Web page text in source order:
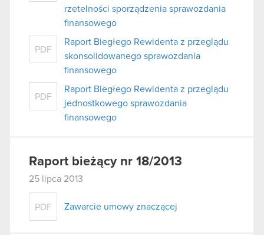
rzetelności sporządzenia sprawozdania
finansowego
PDF
Raport Biegłego Rewidenta z przeglądu
skonsolidowanego sprawozdania
finansowego
PDF
Raport Biegłego Rewidenta z przeglądu
jednostkowego sprawozdania
finansowego
Raport bieżący nr 18/2013
25 lipca 2013
PDF Zawarcie umowy znaczącej